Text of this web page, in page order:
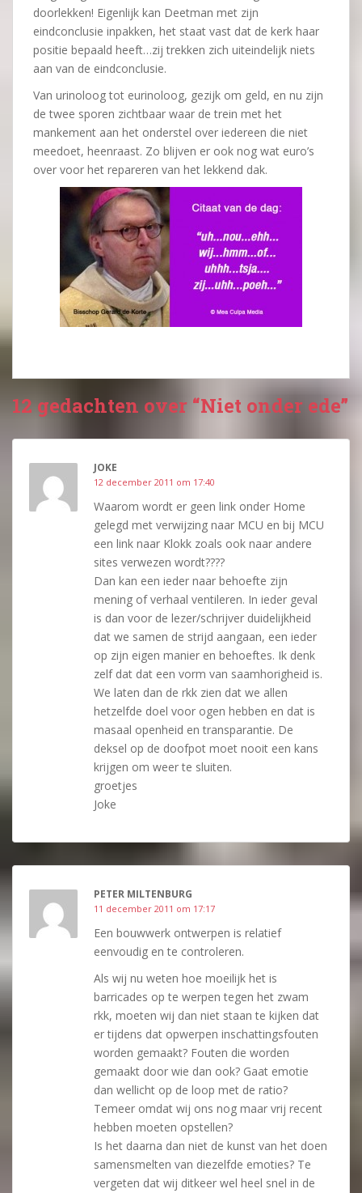
doorlekken! Eigenlijk kan Deetman met zijn
eindconclusie inpakken, het staat vast dat de kerk haar
positie bepaald heeft…zij trekken zich uiteindelijk niets
aan van de eindconclusie.
Van urinoloog tot eurinoloog, gezijk om geld, en nu zijn
de twee sporen zichtbaar waar de trein met het
mankement aan het onderstel over iedereen die niet
meedoet, heenraast. Zo blijven er ook nog wat euro’s
over voor het repareren van het lekkend dak.
12 gedachten over “Niet onder ede”
JOKE
12 december 2011 om 17:40
Waarom wordt er geen link onder Home
gelegd met verwijzing naar MCU en bij MCU
een link naar Klokk zoals ook naar andere
sites verwezen wordt????
Dan kan een ieder naar behoefte zijn
mening of verhaal ventileren. In ieder geval
is dan voor de lezer/schrijver duidelijkheid
dat we samen de strijd aangaan, een ieder
op zijn eigen manier en behoeftes. Ik denk
zelf dat dat een vorm van saamhorigheid is.
We laten dan de rkk zien dat we allen
hetzelfde doel voor ogen hebben en dat is
masaal openheid en transparantie. De
deksel op de doofpot moet nooit een kans
krijgen om weer te sluiten.
groetjes
Joke
PETER MILTENBURG
11 december 2011 om 17:17
Een bouwwerk ontwerpen is relatief
eenvoudig en te controleren.
Als wij nu weten hoe moeilijk het is
barricades op te werpen tegen het zwam
rkk, moeten wij dan niet staan te kijken dat
er tijdens dat opwerpen inschattingsfouten
worden gemaakt? Fouten die worden
gemaakt door wie dan ook? Gaat emotie
dan wellicht op de loop met de ratio?
Temeer omdat wij ons nog maar vrij recent
hebben moeten opstellen?
Is het daarna dan niet de kunst van het doen
samensmelten van diezelfde emoties? Te
vergeten dat wij ditkeer wel heel snel in de